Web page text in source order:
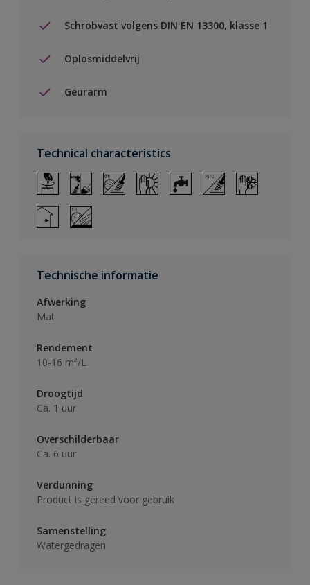
Schrobvast volgens DIN EN 13300, klasse 1
Oplosmiddelvrij
Geurarm
Technical characteristics
Technische informatie
Afwerking
Mat
Rendement
10-16 m²/L
Droogtijd
Ca. 1 uur
Overschilderbaar
Ca. 6 uur
Verdunning
Product is gereed voor gebruik
Samenstelling
Watergedragen